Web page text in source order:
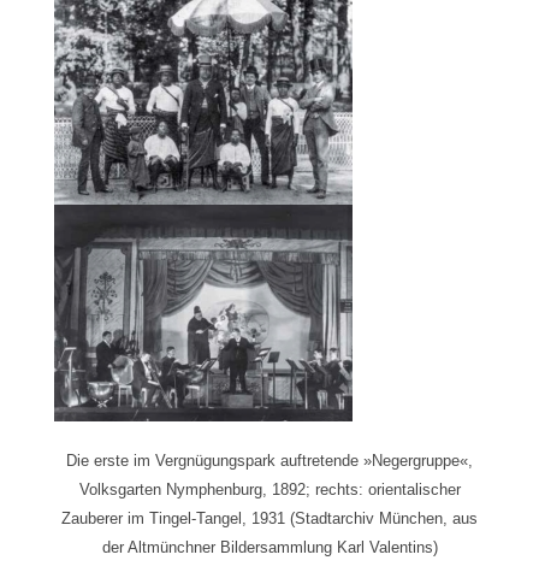
Die erste im Vergnügungspark auftretende »Negergruppe«,
Volksgarten Nymphenburg, 1892; rechts: orientalischer
Zauberer im Tingel-Tangel, 1931 (Stadtarchiv München, aus
der Altmünchner Bildersammlung Karl Valentins)